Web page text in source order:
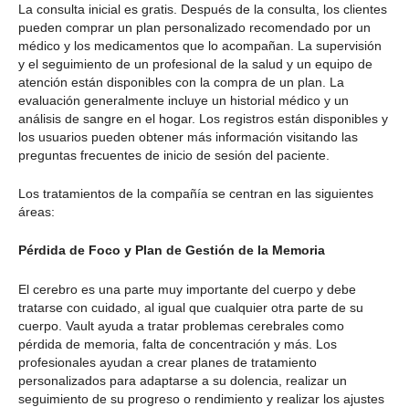
La consulta inicial es gratis. Después de la consulta, los clientes
pueden comprar un plan personalizado recomendado por un
médico y los medicamentos que lo acompañan. La supervisión
y el seguimiento de un profesional de la salud y un equipo de
atención están disponibles con la compra de un plan. La
evaluación generalmente incluye un historial médico y un
análisis de sangre en el hogar. Los registros están disponibles y
los usuarios pueden obtener más información visitando las
preguntas frecuentes de inicio de sesión del paciente.
Los tratamientos de la compañía se centran en las siguientes
áreas:
Pérdida de Foco y Plan de Gestión de la Memoria
El cerebro es una parte muy importante del cuerpo y debe
tratarse con cuidado, al igual que cualquier otra parte de su
cuerpo. Vault ayuda a tratar problemas cerebrales como
pérdida de memoria, falta de concentración y más. Los
profesionales ayudan a crear planes de tratamiento
personalizados para adaptarse a su dolencia, realizar un
seguimiento de su progreso o rendimiento y realizar los ajustes